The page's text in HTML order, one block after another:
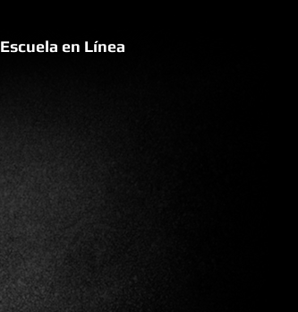
Escuela en Línea